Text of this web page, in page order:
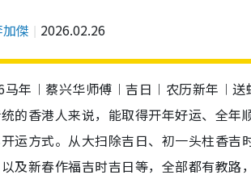
傑 2026.02.26
马年︱蔡兴华师傅︱吉日︱农历新年︱
的香港人来说，能取得开年好运、全
运方式。从大扫除吉日、初一头柱香
及新春作福吉时吉日等，全部都有教路